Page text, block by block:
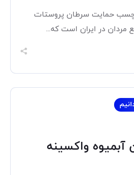
حمایت سرطان پروستات
در ایران است که...
آبمیوه واکسینه